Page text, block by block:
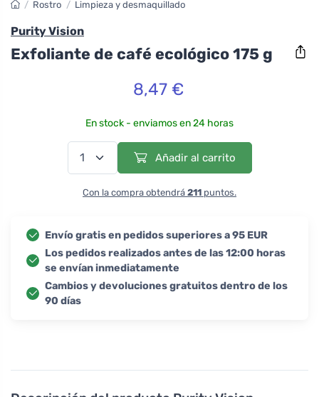
/ Rostro / Limpieza y desmaquillado
Purity Vision
Exfoliante de café ecológico 175 g
8,47 €
En stock - enviamos en 24 horas
Añadir al carrito
Con la compra obtendrá 211 puntos.
Envío gratis en pedidos superiores a 95 EUR
Los pedidos realizados antes de las 12:00 horas
se envían inmediatamente
Cambios y devoluciones gratuitos dentro de los
90 días